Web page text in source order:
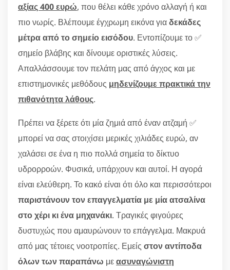
αξίας 400 ευρώ, που θέλει κάθε χρόνο αλλαγή ή και
πιο νωρίς. Βλέπουμε έγχρωμη εικόνα γιαδεκάδες
μέτρα από το σημείο εισόδου. Εντοπίζουμε το ✅
σημείο βλάβης και δίνουμε οριστικές λύσεις.
Απαλλάσσουμε τον πελάτη μας από άγχος και με
επιστημονικές μεθόδους μηδενίζουμε πρακτικά την
πιθανότητα λάθους.
Πρέπει να ξέρετε ότι μία ζημιά από έναν ατζαμή ✅
μπορεί να σας στοιχίσει μερικές χιλιάδες ευρώ, αν
χαλάσει σε ένα η πιο πολλά σημεία το δίκτυο
υδρορροών. Φυσικά, υπάρχουν και αυτοί. Η αγορά
είναι ελεύθερη. Το κακό είναι ότι όλο και περισσότεροι
παριστάνουν τον επαγγελματία με μία ατσαλίνα
στο χέρι κι ένα μηχανάκι. Τραγικές φιγούρες
δυστυχώς που αμαυρώνουν το επάγγελμα. Μακρυά
από μας τέτοιες νοοτροπίες. Εμείς στον αντίποδα
όλων των παραπάνω μεασυναγώνιστη